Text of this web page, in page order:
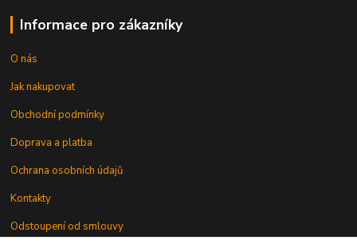
Informace pro zákazníky
O nás
Jak nakupovat
Obchodní podmínky
Doprava a platba
Ochrana osobních údajů
Kontakty
Odstoupení od smlouvy